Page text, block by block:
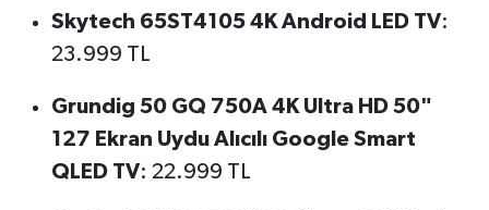
Skytech 65ST4105 4K Android LED TV:
23.999 TL
Grundig 50 GQ 750A 4K Ultra HD 50"
127 Ekran Uydu Alıcılı Google Smart
QLED TV: 22.999 TL